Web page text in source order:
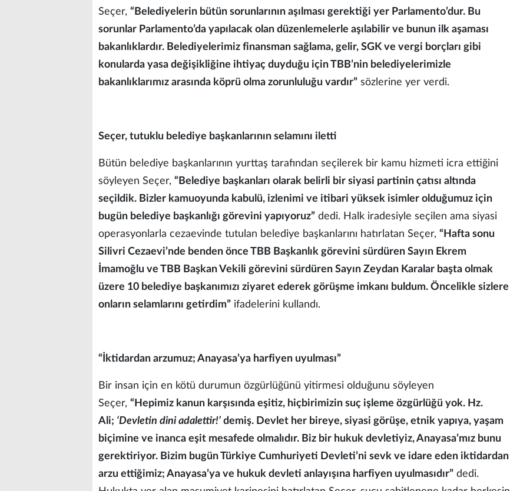
Seçer, “Belediyelerin bütün sorunlarının aşılması gerektiği yer Parlamento’dur. Bu
sorunlar Parlamento’da yapılacak olan düzenlemelerle aşılabilir ve bunun ilk aşaması
bakanlıklardır. Belediyelerimiz finansman sağlama, gelir, SGK ve vergi borçları gibi
konularda yasa değişikliğine ihtiyaç duyduğu için TBB’nin belediyelerimizle
bakanlıklarımız arasında köprü olma zorunluluğu vardır” sözlerine yer verdi.
Seçer, tutuklu belediye başkanlarının selamını iletti
Bütün belediye başkanlarının yurttaş tarafından seçilerek bir kamu hizmeti icra ettiğini
söyleyen Seçer, “Belediye başkanları olarak belirli bir siyasi partinin çatısı altında
seçildik. Bizler kamuoyunda kabulü, izlenimi ve itibari yüksek isimler olduğumuz için
bugün belediye başkanlığı görevini yapıyoruz” dedi. Halk iradesiyle seçilen ama siyasi
operasyonlarla cezaevinde tutulan belediye başkanlarını hatırlatan Seçer, “Hafta sonu
Silivri Cezaevi’nde benden önce TBB Başkanlık görevini sürdüren Sayın Ekrem
İmamoğlu ve TBB Başkan Vekili görevini sürdüren Sayın Zeydan Karalar başta olmak
üzere 10 belediye başkanımızı ziyaret ederek görüşme imkanı buldum. Öncelikle sizlere
onların selamlarını getirdim” ifadelerini kullandı.
“İktidardan arzumuz; Anayasa’ya harfiyen uyulması”
Bir insan için en kötü durumun özgürlüğünü yitirmesi olduğunu söyleyen
Seçer, “Hepimiz kanun karşısında eşitiz, hiçbirimizin suç işleme özgürlüğü yok. Hz.
Ali; ‘Devletin dini adalettir!’ demiş. Devlet her bireye, siyasi görüşe, etnik yapıya, yaşam
biçimine ve inanca eşit mesafede olmalıdır. Biz bir hukuk devletiyiz, Anayasa’mız bunu
gerektiriyor. Bizim bugün Türkiye Cumhuriyeti Devleti’ni sevk ve idare eden iktidardan
arzu ettiğimiz; Anayasa’ya ve hukuk devleti anlayışına harfiyen uyulmasıdır” dedi.